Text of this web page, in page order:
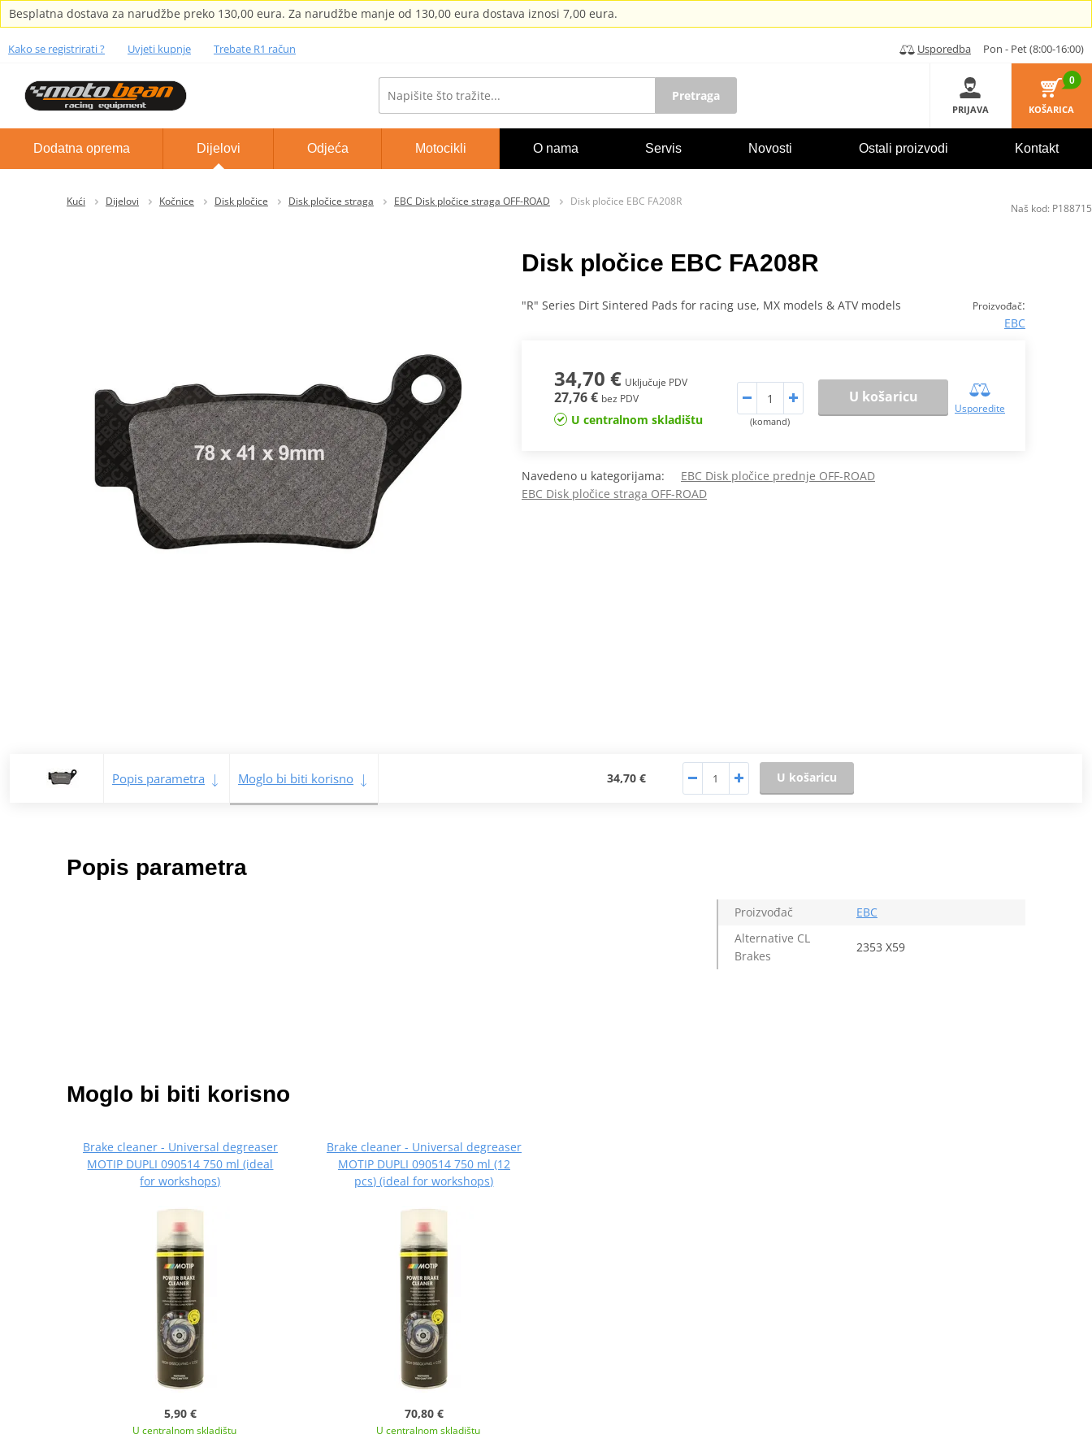
Besplatna dostava za narudžbe preko 130,00 eura. Za narudžbe manje od 130,00 eura dostava iznosi 7,00 eura.
Kako se registrirati ? Uvjeti kupnje Trebate R1 račun Usporedba Pon - Pet (8:00-16:00)
Pretraga
PRIJAVA
0
KOŠARICA
Dodatna oprema Dijelovi Odjeća Motocikli O nama Servis Novosti Ostali proizvodi Kontakt
Kući Dijelovi Kočnice Disk pločice Disk pločice straga EBC Disk pločice straga OFF-ROAD Disk pločice EBC FA208R
Disk pločice EBC FA208R
Proizvođač:
EBC
"R" Series Dirt Sintered Pads for racing use, MX models & ATV models
34,70 € Uključuje PDV
27,76 € bez PDV
U centralnom skladištu (komand)
U košaricu
Usporedite
Navedeno u kategorijama: EBC Disk pločice prednje OFF-ROAD
EBC Disk pločice straga OFF-ROAD
Popis parametra Moglo bi biti korisno 34,70 € U košaricu
Popis parametra
Proizvođač
EBC
Alternative CL
Brakes
2353 X59
Naš kod: P188715
Moglo bi biti korisno
Brake cleaner - Universal degreaser
MOTIP DUPLI 090514 750 ml (ideal
for workshops)
5,90 €
U centralnom skladištu
Brake cleaner - Universal degreaser
MOTIP DUPLI 090514 750 ml (12
pcs) (ideal for workshops)
70,80 €
U centralnom skladištu